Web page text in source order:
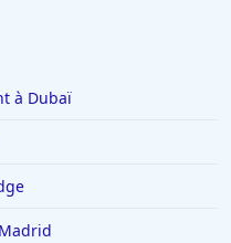
à Dubaï